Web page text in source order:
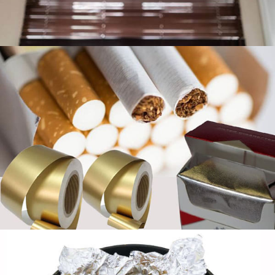
Nhôm hộ gia đình 8011 - Đáng tin cậy, An
toàn thực phẩm & Linh hoạt
Khám phá những lợi ích của lá nhôm gia đình 8011
cho sử dụng nhà bếp hàng ngày. An toàn cho tiếp xúc
với thực phẩm, Chống nhiệt, và có thể tái chế - lý
tưởng để làm bánh, gói, và lưu trữ.